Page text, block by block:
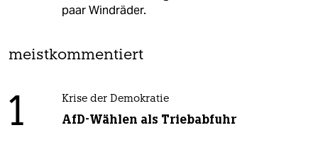
paar Windräder.
meistkommentiert
1 Krise der Demokratie
AfD-Wählen als Triebabfuhr